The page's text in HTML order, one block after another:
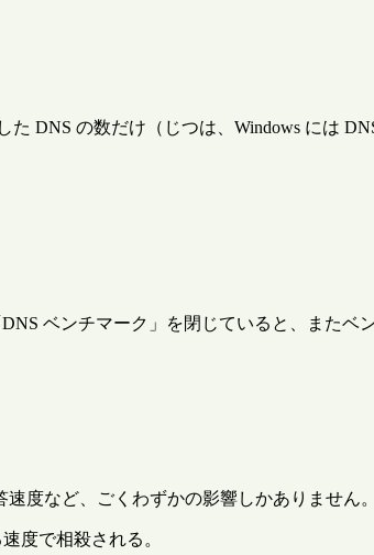
DNS の数だけ（じつは、Windows には
ベンチマーク」を閉じていると、またベ
度など、ごくわずかの影響しかありません。
度で相殺される。